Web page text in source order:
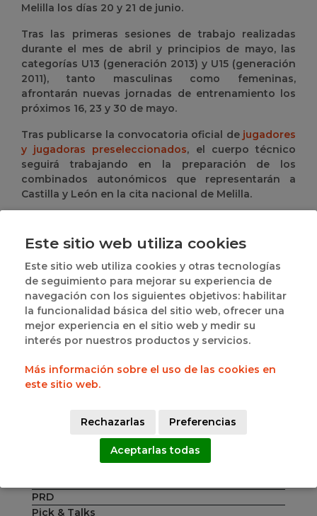
Melilla los días 20 y 21 de junio.
Tras las primeras sesiones de trabajo realizadas
durante el mes de abril y principios de mayo, las
categorías U13 (generación 2013) y U15 (generación
2011), tanto masculinas como femeninas,
afrontarán nuevas jornadas de entrenamiento los
próximos 16, 23 y 30 de mayo.
Tras publicarse la convocatoria oficial de jugadores
y jugadoras preseleccionados, el cuerpo técnico
seguirá trabajando en la preparación de los
combinados autonómicos que representarán a
Castilla y León en la cita nacional de Melilla.
CATEGORIAS
DE NOTICIAS
Federación
Competiciones
Área Técnica
Árbitros
Promoción
Primera Nacional Femenina
Primera Nacional Masculina
PRD
Pick & Talks
Este sitio web utiliza cookies
Este sitio web utiliza cookies y otras tecnologías
de seguimiento para mejorar su experiencia de
navegación con los siguientes objetivos: habilitar
la funcionalidad básica del sitio web, ofrecer una
mejor experiencia en el sitio web y medir su
interés por nuestros productos y servicios.
Más información sobre el uso de las cookies en
este sitio web.
Rechazarlas Preferencias
Aceptarlas todas